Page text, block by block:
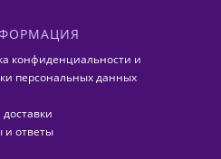
конфиденциальности и
персональных данных
и ответы